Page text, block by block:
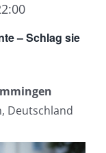
– Schlag sie
Deutschland